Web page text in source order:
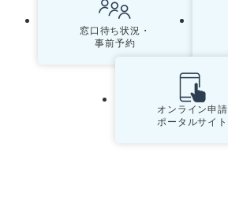
窓口待ち状況・
事前予約
オンライン申請
ポータルサイト